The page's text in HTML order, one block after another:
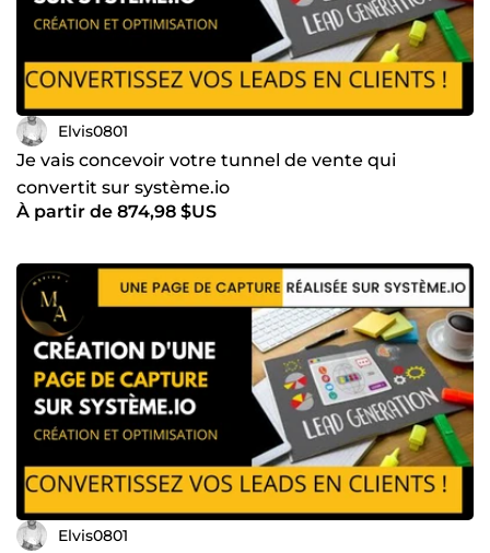
vous êtes à la recherche d'un partenaire de confiance, doté
d'une expertise pointue et d'une approche personnalisée,
je suis prêt à propulser votre entreprise vers de nouveaux
sommets. Contactez-moi dès maintenant pour découvrir
comment je peux contribuer à votre succès.
Elvis0801
Je vais concevoir votre tunnel de vente qui
convertit sur système.io
À partir de 874,98 $US
Elvis0801